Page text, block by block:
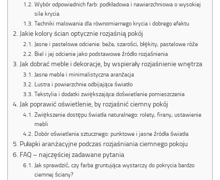
Wybór odpowiednich farb: podkładowa i nawierzchniowa o wysokiej
sile krycia
Techniki malowania dla równomiernego krycia i dobrego efektu
Jakie kolory ścian optycznie rozjaśnią pokój
Jasne i pastelowe odcienie: beże, szarości, błękity, pastelowe róże
Biel i jej odcienie jako podstawowe źródło rozjaśnienia
Jak dobrać meble i dekoracje, by wspierały rozjaśnienie wnętrza
Jasne meble i minimalistyczna aranżacja
Lustra i powierzchnie odbijające światło
Tekstylia i dodatki zwiększające doświetlenie pomieszczenia
Jak poprawić oświetlenie, by rozjaśnić ciemny pokój
Zwiększenie dostępu światła naturalnego: rolety, firany, ustawienie
mebli
Dobór oświetlenia sztucznego: punktowe i jasne źródła światła
Pułapki aranżacyjne podczas rozjaśniania ciemnego pokoju
FAQ – najczęściej zadawane pytania
Jak sprawdzić, czy farba gruntująca wystarczy do pokrycia bardzo
ciemnej ściany?